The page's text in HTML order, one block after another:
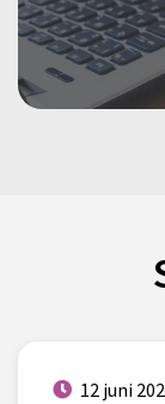
12 juni